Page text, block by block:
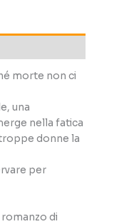
morte non ci
una
nella fatica
donne la
per
romanzo di